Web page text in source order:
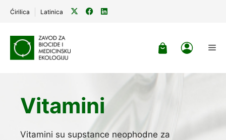
Ćirilica Latinica
content
Vitamini
Vitamini su supstance neophodne za